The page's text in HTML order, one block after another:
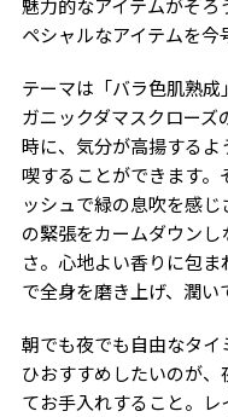
魅力的なアイテムがそ
ペシャルなアイテムを今
テーマは「バラ色肌熟
ガニックダマスクロー
時に、気分が高揚する
喫することができます。
ッシュで緑の息吹を感
の緊張をカームダウン
さ。心地よい香りに包
で全身を磨き上げ、潤い
朝でも夜でも自由なタ
ひおすすめしたいのが
てお手入れすること。